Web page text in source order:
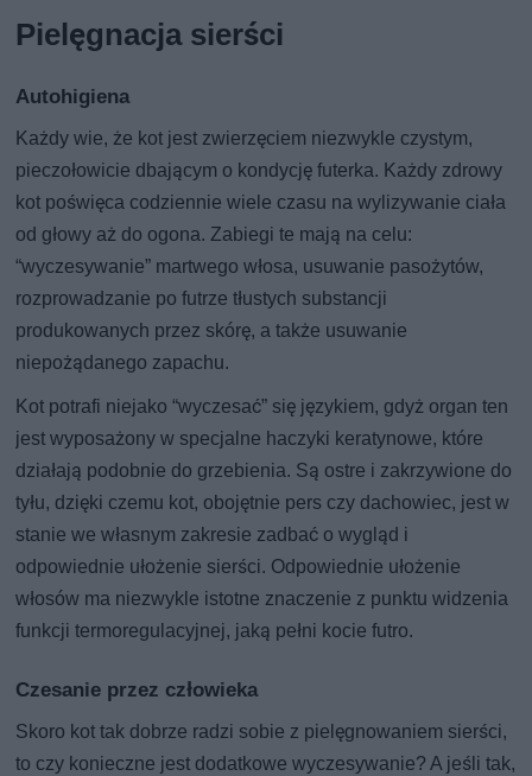
Pielęgnacja sierści
Autohigiena
Każdy wie, że kot jest zwierzęciem niezwykle czystym,
pieczołowicie dbającym o kondycję futerka. Każdy zdrowy
kot poświęca codziennie wiele czasu na wylizywanie ciała
od głowy aż do ogona. Zabiegi te mają na celu:
“wyczesywanie” martwego włosa, usuwanie pasożytów,
rozprowadzanie po futrze tłustych substancji
produkowanych przez skórę, a także usuwanie
niepożądanego zapachu.
Kot potrafi niejako “wyczesać” się językiem, gdyż organ ten
jest wyposażony w specjalne haczyki keratynowe, które
działają podobnie do grzebienia. Są ostre i zakrzywione do
tyłu, dzięki czemu kot, obojętnie pers czy dachowiec, jest w
stanie we własnym zakresie zadbać o wygląd i
odpowiednie ułożenie sierści. Odpowiednie ułożenie
włosów ma niezwykle istotne znaczenie z punktu widzenia
funkcji termoregulacyjnej, jaką pełni kocie futro.
Czesanie przez człowieka
Skoro kot tak dobrze radzi sobie z pielęgnowaniem sierści,
to czy konieczne jest dodatkowe wyczesywanie? A jeśli tak,